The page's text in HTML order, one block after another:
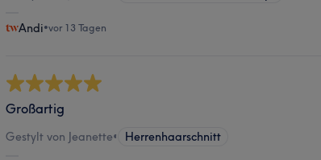
Andi•vor 13 Tagen
Großartig
Gestylt von Jeanette• Herrenhaarschnitt